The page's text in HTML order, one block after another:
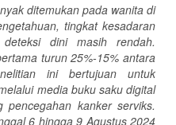
ditemukan pada wanita di
tingkat kesadaran
dini masih rendah.
turun 25%-15% antara
ini bertujuan untuk
media buku saku digital
pencegahan kanker serviks.
6 hingga 9 Agustus 2024